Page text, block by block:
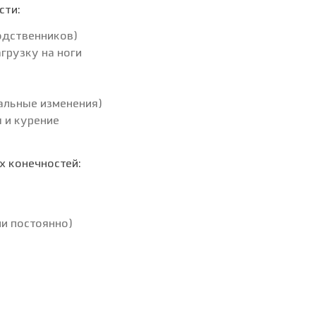
на ноги
изменения)
и курение
конечностей:
постоянно)